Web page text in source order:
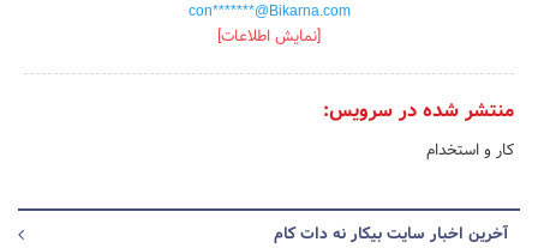
con*******@Bikarna.com
[نمایش اطلاعات]
منتشر شده در سرویس:
کار و استخدام
آخرین اخبار سایت بیکار نه دات کام